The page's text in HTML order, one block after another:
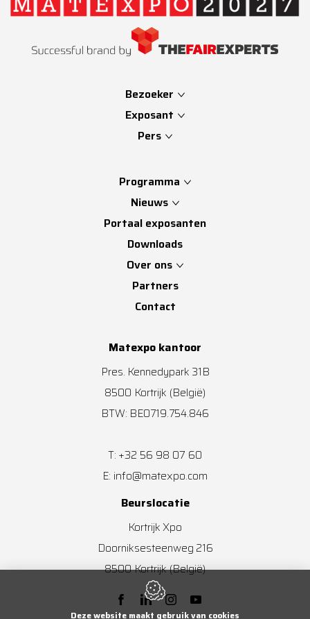
Bezoeker
Exposant
Pers
Programma
Nieuws
Portaal exposanten
Downloads
Over ons
Partners
Contact
Matexpo kantoor
Pres. Kennedypark 31B
8500 Kortrijk (België)
BTW: BE0719.754.846
T: +32 56 98 07 60
E: info@matexpo.com
Beurslocatie
Kortrijk Xpo
Doorniksesteenweg 216
8500Kortrijk(België)
Deze website maakt gebruik van cookies